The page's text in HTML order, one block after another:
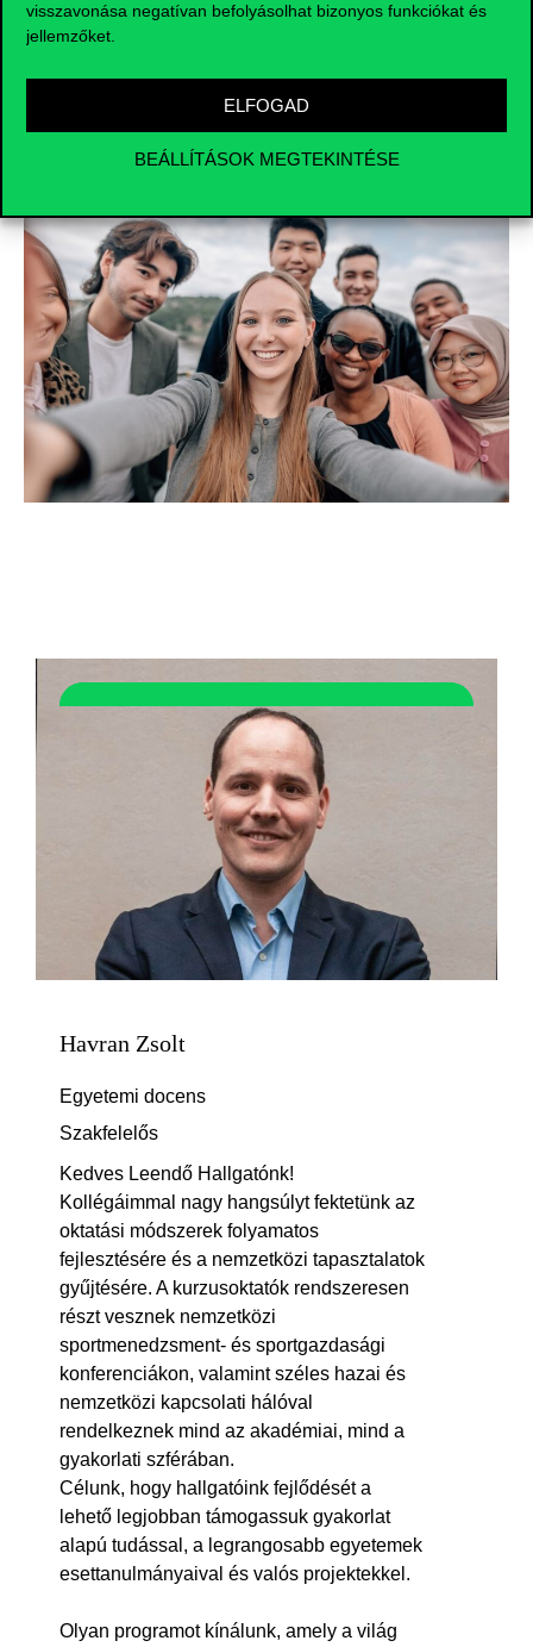
visszavonása negatívan befolyásolhat bizonyos funkciókat és
jellemzőket.
ELFOGAD
BEÁLLÍTÁSOK MEGTEKINTÉSE
TOVÁBBI INFORMÁCIÓK
Havran Zsolt
Egyetemi docens
Szakfelelős
Kedves Leendő Hallgatónk!
Kollégáimmal nagy hangsúlyt fektetünk az
oktatási módszerek folyamatos
fejlesztésére és a nemzetközi tapasztalatok
gyűjtésére. A kurzusoktatók rendszeresen
részt vesznek nemzetközi
sportmenedzsment- és sportgazdasági
konferenciákon, valamint széles hazai és
nemzetközi kapcsolati hálóval
rendelkeznek mind az akadémiai, mind a
gyakorlati szférában.
Célunk, hogy hallgatóink fejlődését a
lehető legjobban támogassuk gyakorlat
alapú tudással, a legrangosabb egyetemek
esettanulmányaival és valós projektekkel.
Olyan programot kínálunk, amely a világ